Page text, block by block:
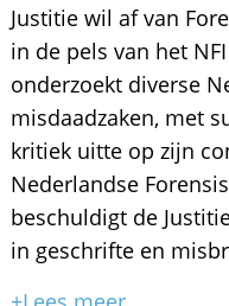
Justitie wil af van
in de pels van het
onderzoekt diverse
misdaadzaken, met
kritiek uitte op zijn
Nederlandse
beschuldigt de
in geschrifte en